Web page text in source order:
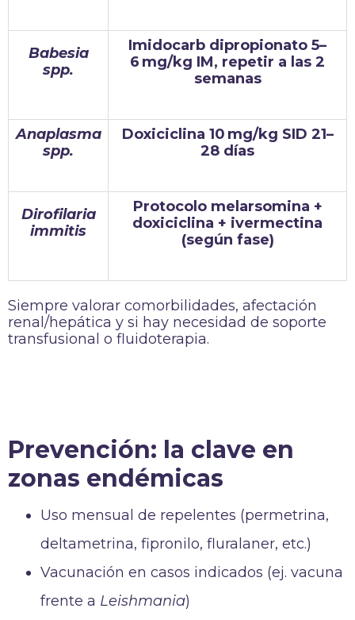
Babesia
spp.
Imidocarb dipropionato 5–
6 mg/kg IM, repetir a las 2
semanas
Anaplasma
spp.
Doxiciclina 10 mg/kg SID 21–
28 días
Dirofilaria
immitis
Protocolo melarsomina +
doxiciclina + ivermectina
(según fase)
Siempre valorar comorbilidades, afectación
renal/hepática y si hay necesidad de soporte
transfusional o fluidoterapia.
Prevención: la clave en
zonas endémicas
Uso mensual de repelentes (permetrina,
deltametrina, fipronilo, fluralaner, etc.)
Vacunación en casos indicados (ej. vacuna
frente a Leishmania)